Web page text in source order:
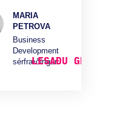
MARIA
PETROVA
Business
Development
sérfræðingur
LESAÐU GREININA